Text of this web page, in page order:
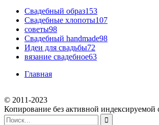
Свадебный образ153
Свадебные хлопоты107
советы98
Свадебный handmade98
Идеи для свадьбы72
вязание свадебное63
Главная
© 2011-2023
Копирование без активной индексируемой